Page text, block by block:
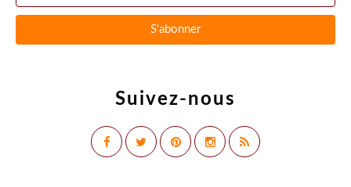
Suivez-nous